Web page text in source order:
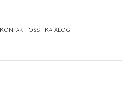
KONTAKT OSS KATALOG